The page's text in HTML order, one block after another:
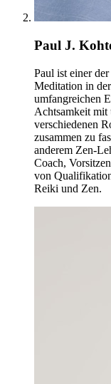
Paul J.
Paul ist einer der
Meditation in
umfangreichen
Achtsamkeit mit
verschiedenen
zusammen zu
anderem Zen-
Coach,
von
Reiki und Zen.